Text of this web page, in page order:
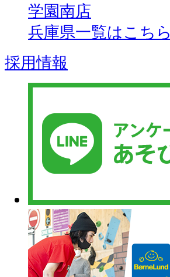
学園南店
兵庫県一覧はこちら
採用情報